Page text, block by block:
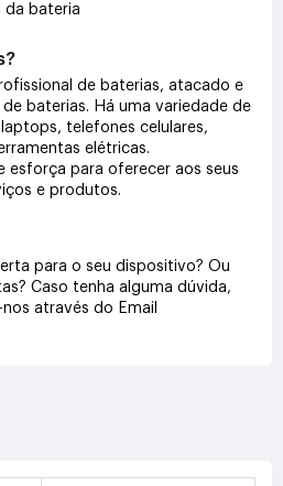
da bateria
de baterias, atacado e
baterias. Há uma variedade de
telefones celulares,
elétricas.
esforça para oferecer aos seus
e produtos.
para o seu dispositivo? Ou
Caso tenha alguma dúvida,
através do Email